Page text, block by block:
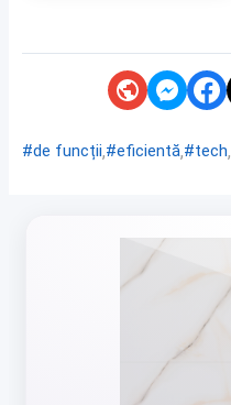
#de funcții,#eficientă,#tech,